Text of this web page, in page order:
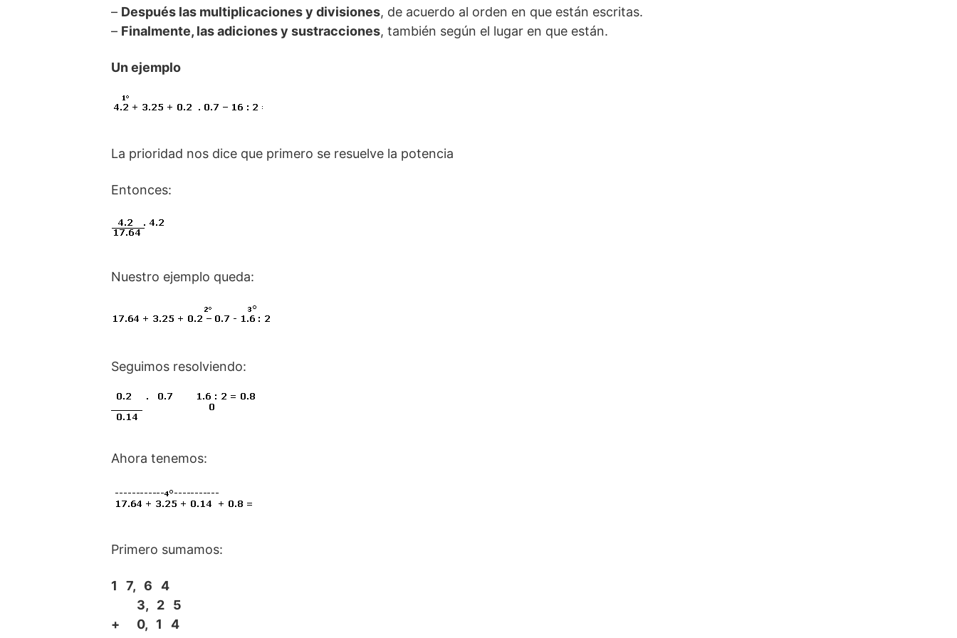
– Después las multiplicaciones y divisiones, de acuerdo al orden en que están escritas.
– Finalmente, las adiciones y sustracciones, también según el lugar en que están.
Un ejemplo
La prioridad nos dice que primero se resuelve la potencia
Entonces:
Nuestro ejemplo queda:
Seguimos resolviendo:
Ahora tenemos:
Primero sumamos:
1 7, 6 4
3, 2 5
+ 0, 1 4